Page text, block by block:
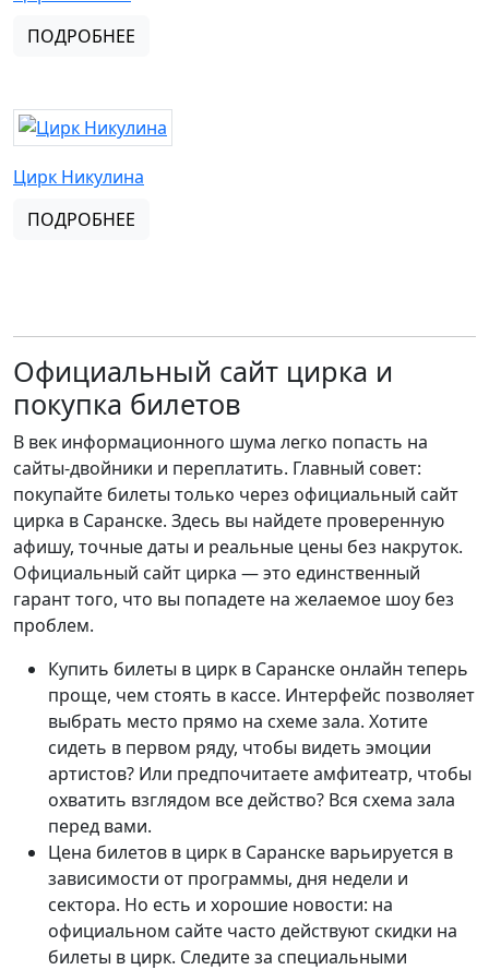
ПОДРОБНЕЕ
Цирк Никулина
ПОДРОБНЕЕ
Официальный сайт цирка и
покупка билетов
В век информационного шума легко попасть на
сайты-двойники и переплатить. Главный совет:
покупайте билеты только через официальный сайт
цирка в Саранске. Здесь вы найдете проверенную
афишу, точные даты и реальные цены без накруток.
Официальный сайт цирка — это единственный
гарант того, что вы попадете на желаемое шоу без
проблем.
Купить билеты в цирк в Саранске онлайн теперь
проще, чем стоять в кассе. Интерфейс позволяет
выбрать место прямо на схеме зала. Хотите
сидеть в первом ряду, чтобы видеть эмоции
артистов? Или предпочитаете амфитеатр, чтобы
охватить взглядом все действо? Вся схема зала
перед вами.
Цена билетов в цирк в Саранске варьируется в
зависимости от программы, дня недели и
сектора. Но есть и хорошие новости: на
официальном сайте часто действуют скидки на
билеты в цирк. Следите за специальными